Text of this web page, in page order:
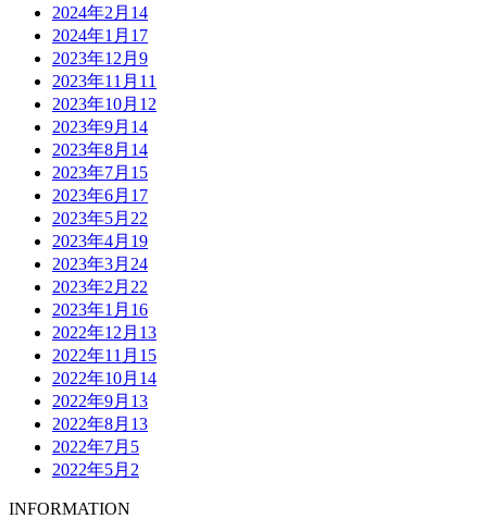
2024年2月 14
2024年1月 17
2023年12月 9
2023年11月 11
2023年10月 12
2023年9月 14
2023年8月 14
2023年7月 15
2023年6月 17
2023年5月 22
2023年4月 19
2023年3月 24
2023年2月 22
2023年1月 16
2022年12月 13
2022年11月 15
2022年10月 14
2022年9月 13
2022年8月 13
2022年7月 5
2022年5月 2
INFORMATION